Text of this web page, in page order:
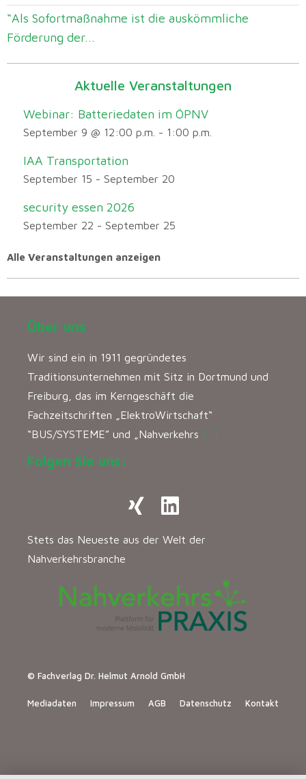
“Als Sofortmaßnahme ist die auskömmliche
Förderung der...
Aktuelle Veranstaltungen
Webinar: Batteriedaten im ÖPNV
September 9 @ 12:00 p.m. - 1:00 p.m.
IAA Transportation
September 15 - September 20
security essen 2026
September 22 - September 25
Alle Veranstaltungen anzeigen
Über uns
Wir sind ein in 1911 gegründetes
Traditionsunternehmen mit Sitz in Dortmund und
Freiburg, das im Kerngeschäft die
Fachzeitschriften „ElektroWirtschaft“
“BUS/SYSTEME” und „Nahverkehrs […]
Folgen Sie uns:
Stets das Neueste aus der Welt der
Nahverkehrsbranche
© Fachverlag Dr. Helmut Arnold GmbH
Mediadaten Impressum AGB Datenschutz Kontakt